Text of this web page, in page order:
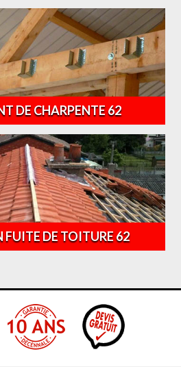
DE CHARPENTE 62
FUITE DE TOITURE 62